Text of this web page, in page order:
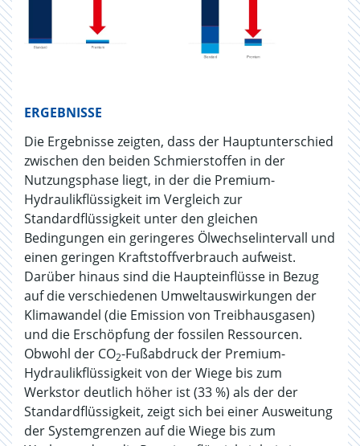
ERGEBNISSE
Die Ergebnisse zeigten, dass der Hauptunterschied
zwischen den beiden Schmierstoffen in der
Nutzungsphase liegt, in der die Premium-
Hydraulikflüssigkeit im Vergleich zur
Standardflüssigkeit unter den gleichen
Bedingungen ein geringeres Ölwechselintervall und
einen geringen Kraftstoffverbrauch aufweist.
Darüber hinaus sind die Haupteinflüsse in Bezug
auf die verschiedenen Umweltauswirkungen der
Klimawandel (die Emission von Treibhausgasen)
und die Erschöpfung der fossilen Ressourcen.
Obwohl der CO2-Fußabdruck der Premium-
Hydraulikflüssigkeit von der Wiege bis zum
Werkstor deutlich höher ist (33 %) als der der
Standardflüssigkeit, zeigt sich bei einer Ausweitung
der Systemgrenzen auf die Wiege bis zum